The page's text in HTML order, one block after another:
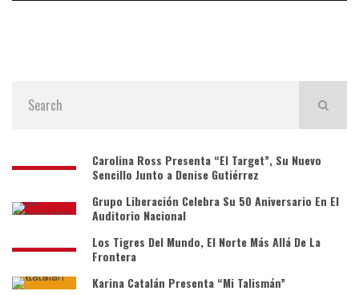
Carolina Ross Presenta “El Target”, Su Nuevo
Sencillo Junto a Denise Gutiérrez
Grupo Liberación Celebra Su 50 Aniversario En El
Auditorio Nacional
Los Tigres Del Mundo, El Norte Más Allá De La
Frontera
Karina Catalán Presenta “Mi Talismán”